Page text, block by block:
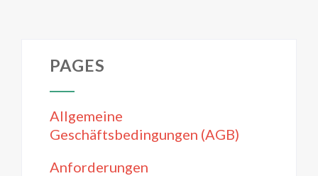
PAGES
Allgemeine
Geschäftsbedingungen (AGB)
Anforderungen